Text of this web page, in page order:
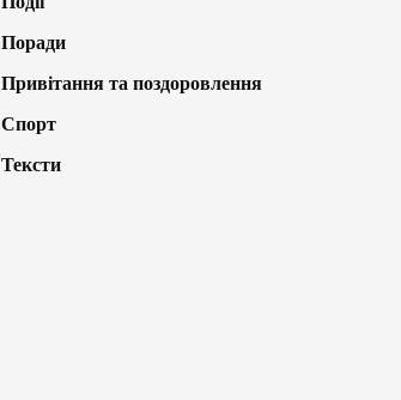
Поради
Привітання та поздоровлення
Спорт
Тексти